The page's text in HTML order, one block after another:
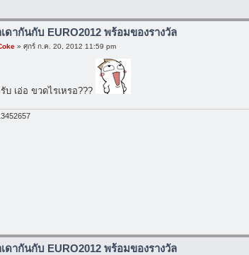
ดากันกับ EURO2012 พร้อมของรางวัล
» ศุกร์ ก.ค. 20, 2012 11:59 pm
บ เอ่อ ขวดไรเหรอ???
ดากันกับ EURO2012 พร้อมของรางวัล